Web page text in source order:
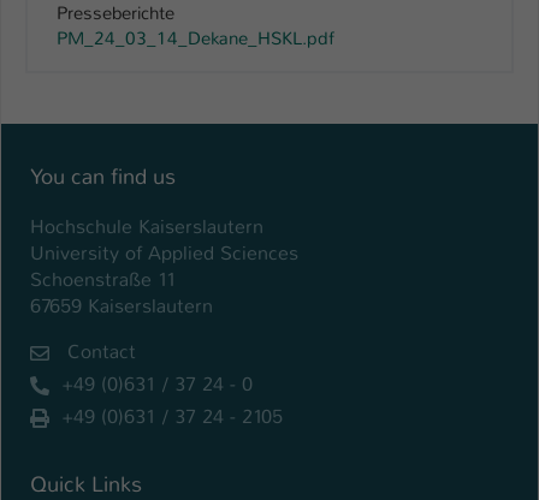
Presseberichte
PM_24_03_14_Dekane_HSKL.pdf
You can find us
Hochschule Kaiserslautern
University of Applied Sciences
Schoenstraße 11
67659 Kaiserslautern
Contact
+49 (0)631 / 37 24 - 0
+49 (0)631 / 37 24 - 2105
Quick Links